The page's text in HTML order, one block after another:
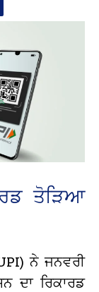
ਤੋੜਿਆ
ਨੇ ਜਨਵਰੀ
ਦਾ ਰਿਕਾਰਡ